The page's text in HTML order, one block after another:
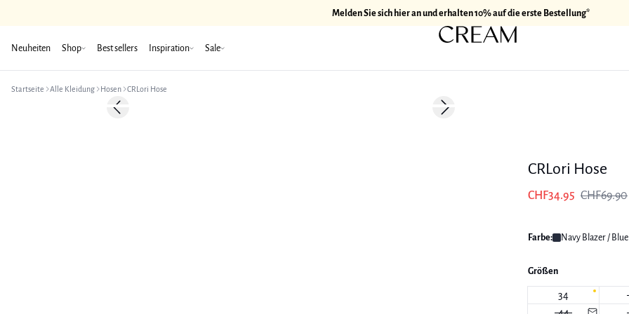
Melden Sie sich hier an und erhalten 10% auf die erste Bestellung*
Neuheiten Shop Best sellers Inspiration Sale
Startseite Alle Kleidung Hosen CRLori Hose
-50%Previous slide Next slide
CRLori Hose
CHF34.95 CHF69.90
Farbe: Navy Blazer / Blue
Größen
34